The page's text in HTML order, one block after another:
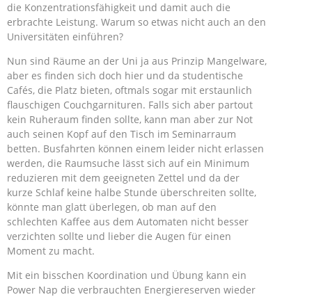
die Konzentrationsfähigkeit und damit auch die
erbrachte Leistung. Warum so etwas nicht auch an den
Universitäten einführen?
Nun sind Räume an der Uni ja aus Prinzip Mangelware,
aber es finden sich doch hier und da studentische
Cafés, die Platz bieten, oftmals sogar mit erstaunlich
flauschigen Couchgarnituren. Falls sich aber partout
kein Ruheraum finden sollte, kann man aber zur Not
auch seinen Kopf auf den Tisch im Seminarraum
betten. Busfahrten können einem leider nicht erlassen
werden, die Raumsuche lässt sich auf ein Minimum
reduzieren mit dem geeigneten Zettel und da der
kurze Schlaf keine halbe Stunde überschreiten sollte,
könnte man glatt überlegen, ob man auf den
schlechten Kaffee aus dem Automaten nicht besser
verzichten sollte und lieber die Augen für einen
Moment zu macht.
Mit ein bisschen Koordination und Übung kann ein
Power Nap die verbrauchten Energiereserven wieder